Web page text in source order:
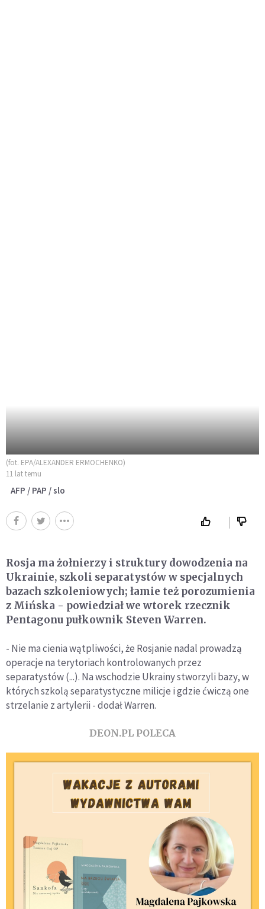
(fot. EPA/ALEXANDER ERMOCHENKO)
11 lat temu
AFP / PAP / slo
Rosja ma żołnierzy i struktury dowodzenia na
Ukrainie, szkoli separatystów w specjalnych
bazach szkoleniowych; łamie też porozumienia
z Mińska - powiedział we wtorek rzecznik
Pentagonu pułkownik Steven Warren.
- Nie ma cienia wątpliwości, że Rosjanie nadal prowadzą
operacje na terytoriach kontrolowanych przez
separatystów (...). Na wschodzie Ukrainy stworzyli bazy, w
których szkolą separatystyczne milicje i gdzie ćwiczą one
strzelanie z artylerii - dodał Warren.
DEON.PL POLECA